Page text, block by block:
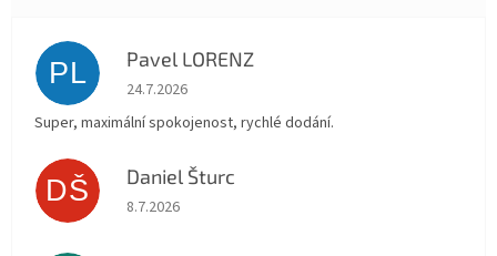
PL Pavel LORENZ
Hodnocení obchodu je 5 z 5 hvězdiček.
24.7.2026
Super, maximální spokojenost, rychlé dodání.
DŠ Daniel Šturc
Hodnocení obchodu je 5 z 5 hvězdiček.
8.7.2026